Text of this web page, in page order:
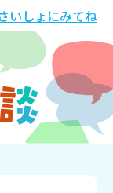
いしょにみてね